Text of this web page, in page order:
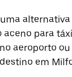
aceno para
aeroporto
em